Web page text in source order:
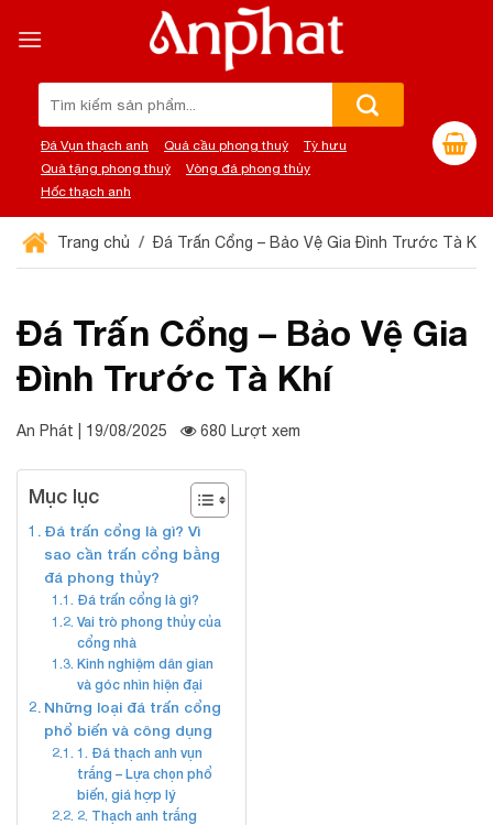
đến
Đá Vụn thạch anh Quả cầu phong thuỷ
Tỳ hưu
Quà tặng phong thuỷ
Vòng đá phong thủy
Hốc thạch anh
Trang chủ Đá Trấn Cổng – Bảo Vệ Gia Đình Trước Tà Khí
Đá Trấn Cổng – Bảo Vệ Gia
Đình Trước Tà Khí
An Phát | 19/08/2025 680 Lượt xem
Mục lục
Đá trấn cổng là gì? Vì
sao cần trấn cổng bằng
đá phong thủy?
Đá trấn cổng là gì?
Vai trò phong thủy của
cổng nhà
Kinh nghiệm dân gian
và góc nhìn hiện đại
Những loại đá trấn cổng
phổ biến và công dụng
1. Đá thạch anh vụn
trắng – Lựa chọn phổ
biến, giá hợp lý
2. Thạch anh trắng